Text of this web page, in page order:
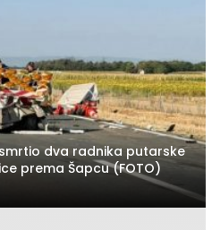
dva radnika putarske
prema Šapcu (FOTO)